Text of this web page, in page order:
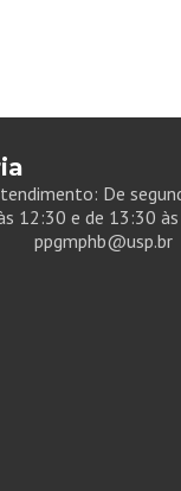
De
12:30 e de 13:30
ppgmphb@usp.br